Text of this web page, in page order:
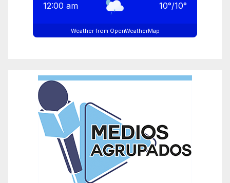
12:00 am 10°/10°
Weather from OpenWeatherMap